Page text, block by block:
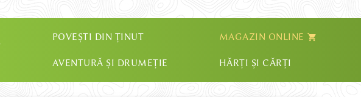
POVEȘTI DIN ȚINUT MAGAZIN ONLINE
AVENTURĂ ȘI DRUMEȚIE HĂRȚI ȘI CĂRȚI